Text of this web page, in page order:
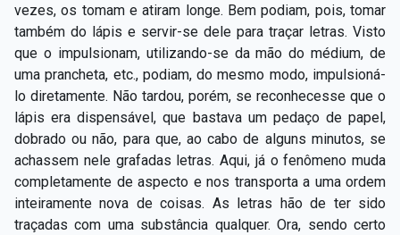
vezes, os tomam e atiram longe. Bem podiam, pois, tomar
também do lápis e servir-se dele para traçar letras. Visto
que o impulsionam, utilizando-se da mão do médium, de
uma prancheta, etc., podiam, do mesmo modo, impulsioná-
lo diretamente. Não tardou, porém, se reconhecesse que o
lápis era dispensável, que bastava um pedaço de papel,
dobrado ou não, para que, ao cabo de alguns minutos, se
achassem nele grafadas letras. Aqui, já o fenômeno muda
completamente de aspecto e nos transporta a uma ordem
inteiramente nova de coisas. As letras hão de ter sido
traçadas com uma substância qualquer. Ora, sendo certo